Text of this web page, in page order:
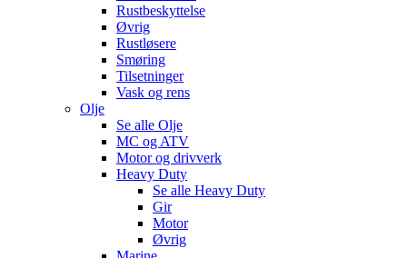
Rustbeskyttelse
Øvrig
Rustløsere
Smøring
Tilsetninger
Vask og rens
Olje
Se alle Olje
MC og ATV
Motor og drivverk
Heavy Duty
Se alle Heavy Duty
Gir
Motor
Øvrig